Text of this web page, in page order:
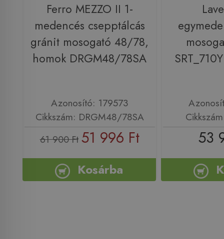
Ferro MEZZO II 1-
medencés csepptálcás
gránit mosogató 48/78,
homok DRGM48/78SA
Azonosító: 179573
Cikkszám: DRGM48/78SA
61 900 Ft 51 996 Ft
Kosárba
53